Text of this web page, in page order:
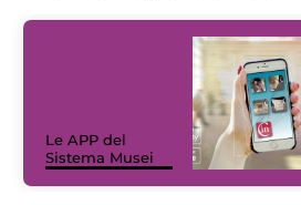
Le APP del
Sistema Musei